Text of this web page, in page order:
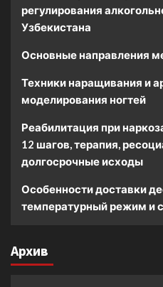
регулирования
Узбекистана
Основные направления
Техники наращивания и
моделирования ногтей
Реабилитация при
12 шагов, терапия,
долгосрочные исходы
Особенности доставки
температурный режим и
Архив